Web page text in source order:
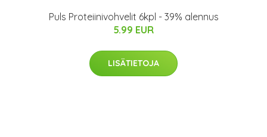
Puls Proteiinivohvelit 6kpl - 39% alennus
5.99 EUR
LISÄTIETOJA